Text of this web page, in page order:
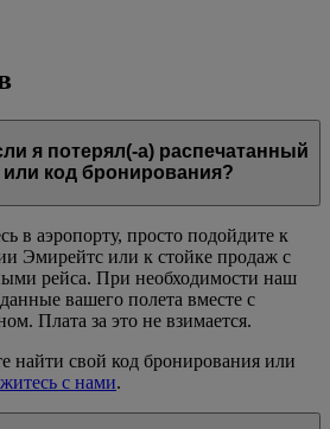
я потерял(-а) распечатанный
или код бронирования?
в аэропорту, просто подойдите к
Эмирейтс или к стойке продаж с
рейса. При необходимости наш
вашего полета вместе с
Плата за это не взимается.
найти свой код бронирования или
с нами.